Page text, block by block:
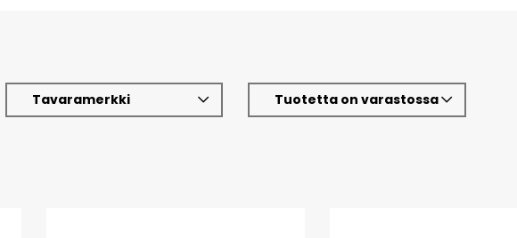
Tavaramerkki Tuotetta on varastossa